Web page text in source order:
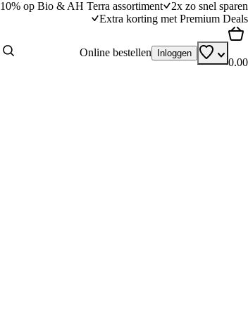
10% op Bio & AH Terra assortiment
2x zo snel sparen
Extra korting met Premium Deals
Online bestellen Inloggen
0.00